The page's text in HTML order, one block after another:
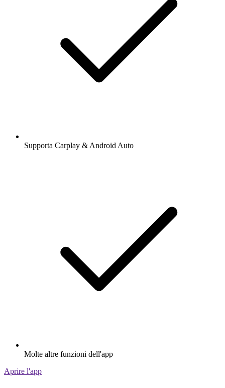
Supporta Carplay & Android Auto
Molte altre funzioni dell'app
Aprire l'app